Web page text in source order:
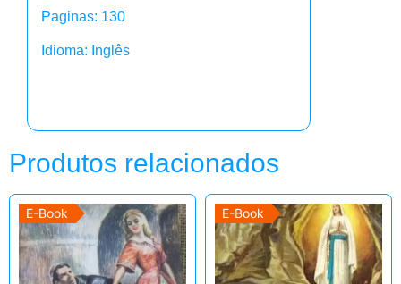
Paginas: 130
Idioma: Inglês
Produtos relacionados
E-Book E-Book